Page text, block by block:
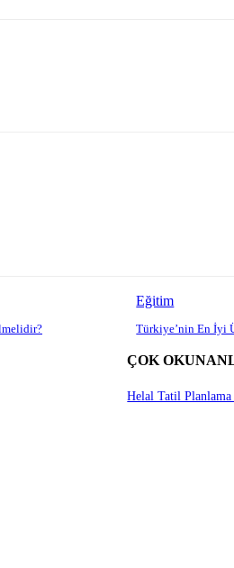
Eğitim
Türkiye’nin En İyi
ÇOK
Helal Tatil